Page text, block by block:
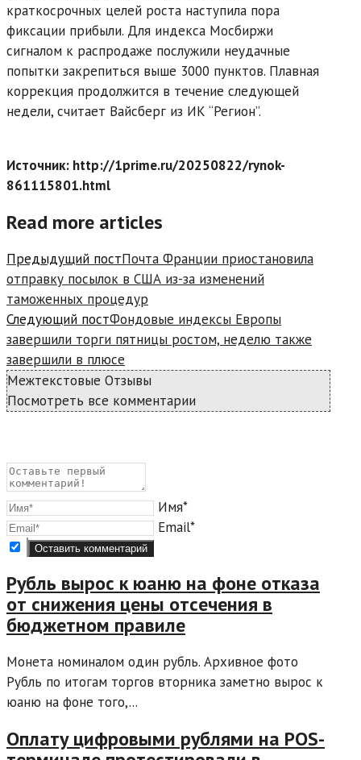
краткосрочных целей роста наступила пора
фиксации прибыли. Для индекса Мосбиржи
сигналом к распродаже послужили неудачные
попытки закрепиться выше 3000 пунктов. Плавная
коррекция продолжится в течение следующей
недели, считает Вайсберг из ИК “Регион”.
Источник: http://1prime.ru/20250822/rynok-
861115801.html
Read more articles
Предыдущий постПочта Франции приостановила
отправку посылок в США из-за изменений
таможенных процедур
Следующий постФондовые индексы Европы
завершили торги пятницы ростом, неделю также
завершили в плюсе
Межтекстовые Отзывы
Посмотреть все комментарии
Имя*
Email*
Рубль вырос к юаню на фоне отказа
от снижения цены отсечения в
бюджетном правиле
Монета номиналом один рубль. Архивное фото
Рубль по итогам торгов вторника заметно вырос к
юаню на фоне того,...
Оплату цифровыми рублями на POS-